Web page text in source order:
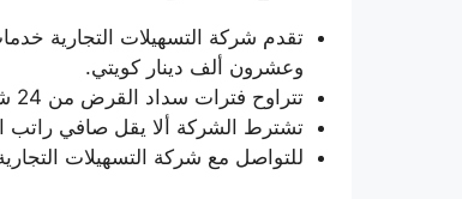
تقدم شركة التسهيلات التجارية
وعشرون ألف دينار كويتي.
تتراوح فترات سداد القرض من 24 شهر وحتى 60 شهر.
تشترط الشركة ألا يقل صافي راتب العميل عن
للتواصل مع شركة التسهيلات التجارية على